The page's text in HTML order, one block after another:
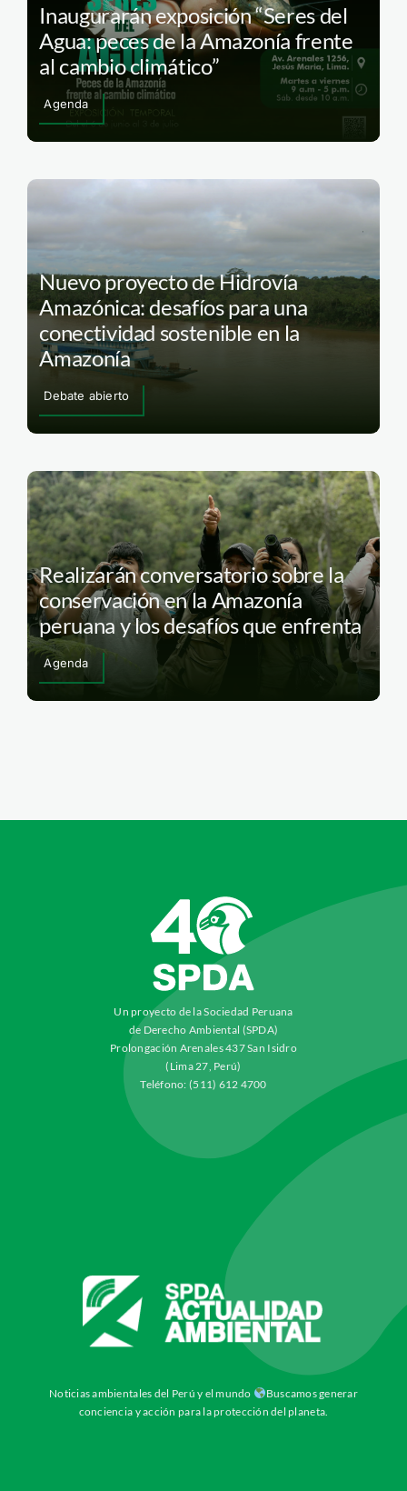
Inaugurarán exposición “Seres del
Agua: peces de la Amazonía frente
al cambio climático”
Agenda
Nuevo proyecto de Hidrovía
Amazónica: desafíos para una
conectividad sostenible en la
Amazonía
Debate abierto
Realizarán conversatorio sobre la
conservación en la Amazonía
peruana y los desafíos que enfrenta
Agenda
Un proyecto de la Sociedad Peruana
de Derecho Ambiental (SPDA)
Prolongación Arenales 437 San Isidro
(Lima 27, Perú)
Teléfono: (511) 612 4700
Noticias ambientales del Perú y el mundo
Buscamos generar
conciencia y acción para la protección del planeta.